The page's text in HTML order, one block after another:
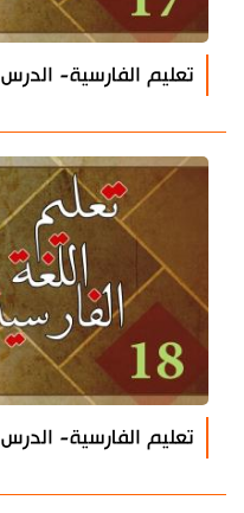
تعليم الفارسية- الدرس 17- في مطعم شعبي
تعليم الفارسية- الدرس 18- في مقهى شعبي